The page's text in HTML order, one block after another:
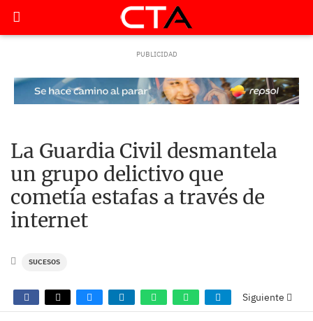
La Guardia Civil desmantela
un grupo delictivo que
cometía estafas a través de
internet
SUCESOS
Siguiente